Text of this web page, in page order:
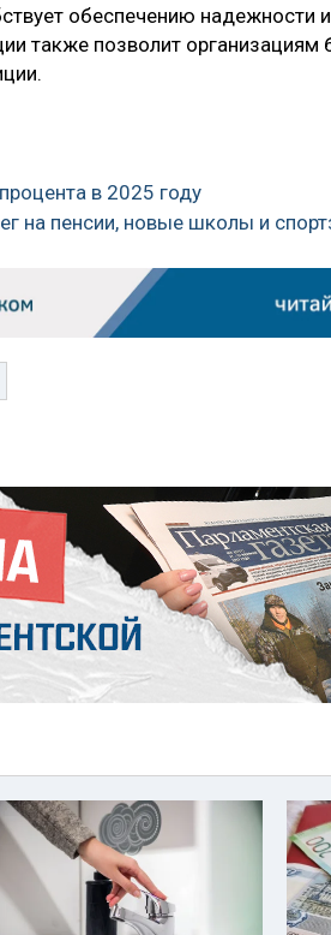
обеспечению надежности
также позволит организациям
в 2025 году
на пенсии, новые школы и